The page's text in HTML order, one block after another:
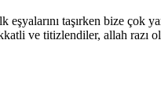
taşırken bize çok
ve titizlendiler, allah razı